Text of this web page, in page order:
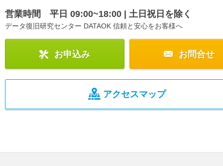
営業時間 平日 09:00~18:00 | 土日祝日を除く
データ復旧研究センター DATAOK 信頼と安心をお客様へ
お申込み お問合せ
アクセスマップ